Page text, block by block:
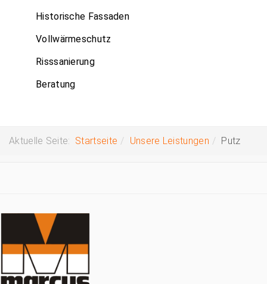
Historische Fassaden
Vollwärmeschutz
Risssanierung
Beratung
Aktuelle Seite: Startseite Unsere Leistungen Putz